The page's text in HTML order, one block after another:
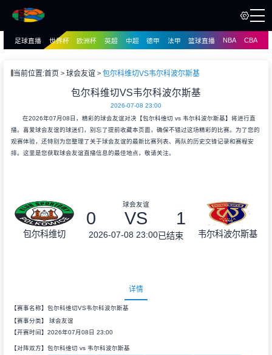
播
足球直播 世界杯 欧洲杯 英超 中超 德甲 法甲 篮球直播 NBA CBA
当前位置:首页 球会友谊 包尔科维切VS韦尔科波尔斯基
包尔科维切VS韦尔科波尔斯基
2026-07-08 23:00
在2026年07月08日，精彩的球会友谊对决【包尔科维切 vs 韦尔科波尔斯基】将进行直
播。喜爱球会友谊的球迷们，别忘了提前收藏本页面，确保不错过这场精彩的比赛。为了您的
观赛体验，还特别为您整理了关于球会友谊的最新比赛列表、两队的历史交锋记录和赛程安
排。这里是您获取球会友谊直播信息的最佳地点，敬请关注。
包尔科维切
球会友谊
0 VS 1
2026-07-08 23:00已结束 韦尔科波尔斯基
详情
【赛事名称】包尔科维切VS韦尔科波尔斯基
【赛事分类】 球会友谊
【开赛时间】2026年07月08日 23:00
【对阵双方】包尔科维切 vs 韦尔科波尔斯基